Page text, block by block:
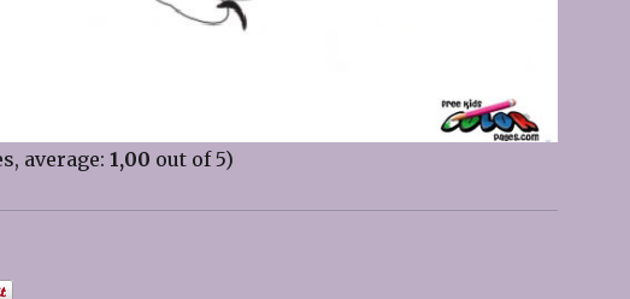
average: 1,00 out of 5)